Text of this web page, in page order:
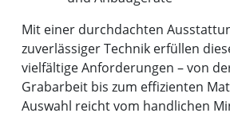
Mit einer durchdachten
zuverlässiger Technik erfüllen
vielfältige Anforderungen – von
Grabarbeit bis zum effizienten
Auswahl reicht vom handlichen